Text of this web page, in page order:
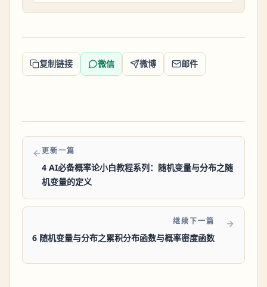
复制链接 微信 微博 邮件
更新一篇
4 AI必备概率论小白教程系列：随机变量与分布之随
机变量的定义
继续下一篇
6 随机变量与分布之累积分布函数与概率密度函数